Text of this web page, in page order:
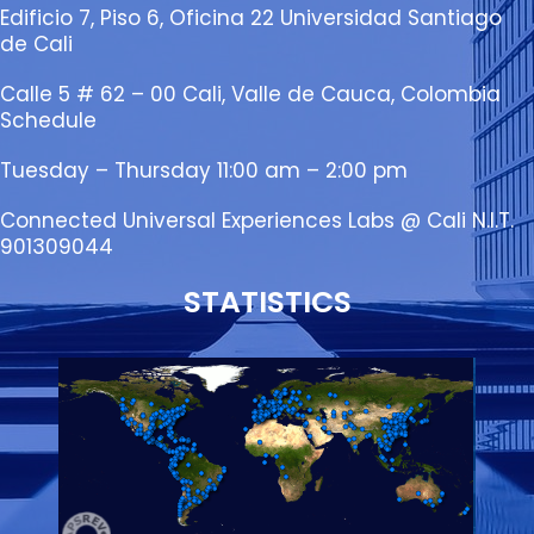
Edificio 7, Piso 6, Oficina 22 Universidad Santiago
de Cali
Calle 5 # 62 – 00 Cali, Valle de Cauca, Colombia
Schedule
Tuesday – Thursday 11:00 am – 2:00 pm
Connected Universal Experiences Labs @ Cali N.I.T.
901309044
STATISTICS